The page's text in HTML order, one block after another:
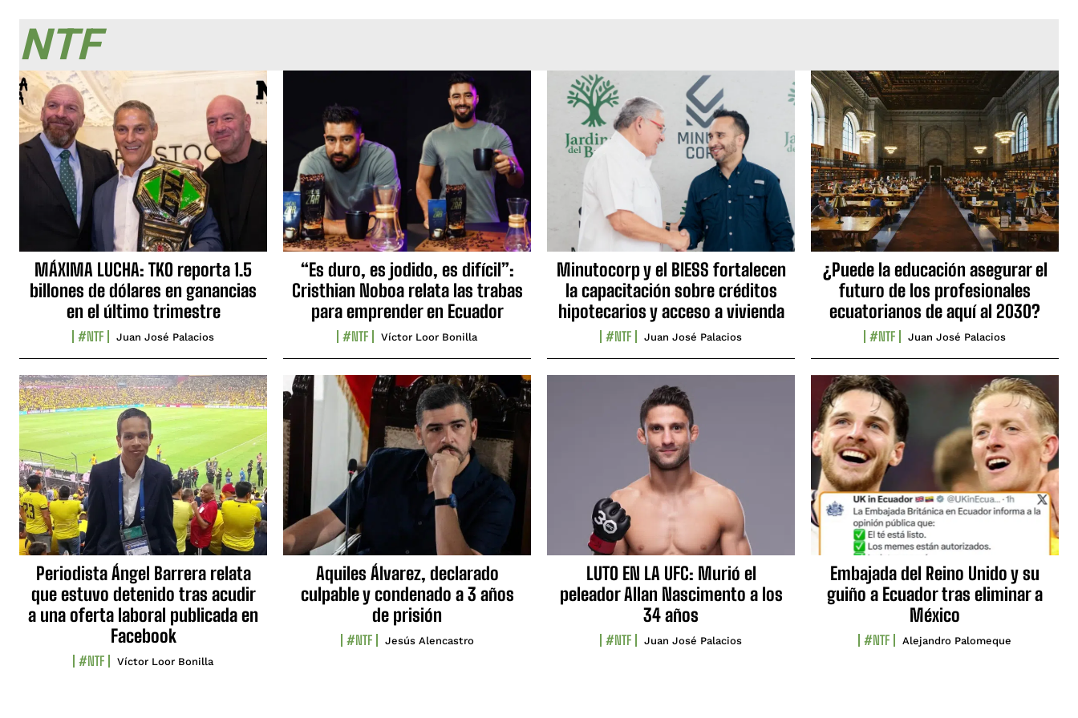
NTF
MÁXIMA LUCHA: TKO reporta 1.5
billones de dólares en ganancias
en el último trimestre
#NTF Juan José Palacios
“Es duro, es jodido, es difícil”:
Cristhian Noboa relata las trabas
para emprender en Ecuador
#NTF Víctor Loor Bonilla
Minutocorp y el BIESS fortalecen
la capacitación sobre créditos
hipotecarios y acceso a vivienda
#NTF Juan José Palacios
¿Puede la educación asegurar el
futuro de los profesionales
ecuatorianos de aquí al 2030?
#NTF Juan José Palacios
Periodista Ángel Barrera relata
que estuvo detenido tras acudir
a una oferta laboral publicada en
Facebook
#NTF Víctor Loor Bonilla
Aquiles Álvarez, declarado
culpable y condenado a 3 años
de prisión
#NTF Jesús Alencastro
LUTO EN LA UFC: Murió el
peleador Allan Nascimento a los
34 años
#NTF Juan José Palacios
Embajada del Reino Unido y su
guiño a Ecuador tras eliminar a
México
#NTF Alejandro Palomeque